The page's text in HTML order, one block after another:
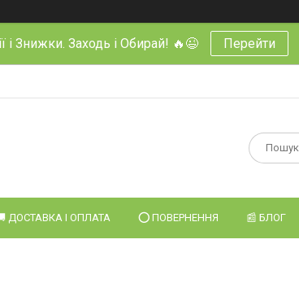
і Знижки. Заходь і Обирай! 🔥😉 Перейти
ДОСТАВКА І ОПЛАТА ⭕️ ПОВЕРНЕННЯ 📰 БЛОГ